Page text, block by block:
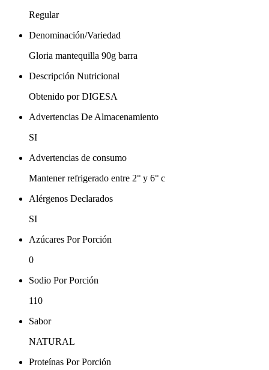
Regular
Denominación/Variedad
Gloria mantequilla 90g barra
Descripción Nutricional
Obtenido por DIGESA
Advertencias De Almacenamiento
SI
Advertencias de consumo
Mantener refrigerado entre 2° y 6° c
Alérgenos Declarados
SI
Azúcares Por Porción
0
Sodio Por Porción
110
Sabor
NATURAL
Proteínas Por Porción